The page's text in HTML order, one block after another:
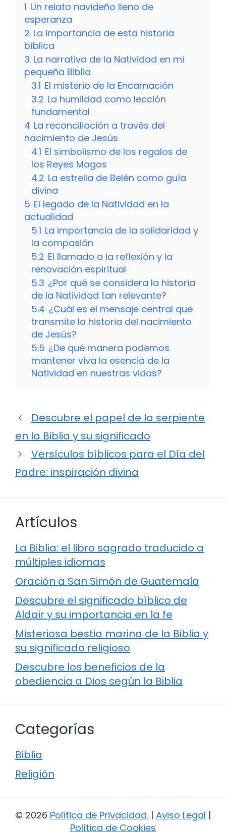
1 Un relato navideño lleno de
esperanza
2 La importancia de esta historia
bíblica
3 La narrativa de la Natividad en mi
pequeña Biblia
3.1 El misterio de la Encarnación
3.2 La humildad como lección
fundamental
4 La reconciliación a través del
nacimiento de Jesús
4.1 El simbolismo de los regalos de
los Reyes Magos
4.2 La estrella de Belén como guía
divina
5 El legado de la Natividad en la
actualidad
5.1 La importancia de la solidaridad y
la compasión
5.2 El llamado a la reflexión y la
renovación espiritual
5.3 ¿Por qué se considera la historia
de la Natividad tan relevante?
5.4 ¿Cuál es el mensaje central que
transmite la historia del nacimiento
de Jesús?
5.5 ¿De qué manera podemos
mantener viva la esencia de la
Natividad en nuestras vidas?
Descubre el papel de la serpiente
en la Biblia y su significado
Versículos bíblicos para el Día del
Padre: inspiración divina
Artículos
La Biblia: el libro sagrado traducido a
múltiples idiomas
Oración a San Simón de Guatemala
Descubre el significado bíblico de
Aldair y su importancia en la fe
Misteriosa bestia marina de la Biblia y
su significado religioso
Descubre los beneficios de la
obediencia a Dios según la Biblia
Categorías
Biblia
Religión
© 2026 Política de Privacidad. | Aviso Legal |
Política de Cookies